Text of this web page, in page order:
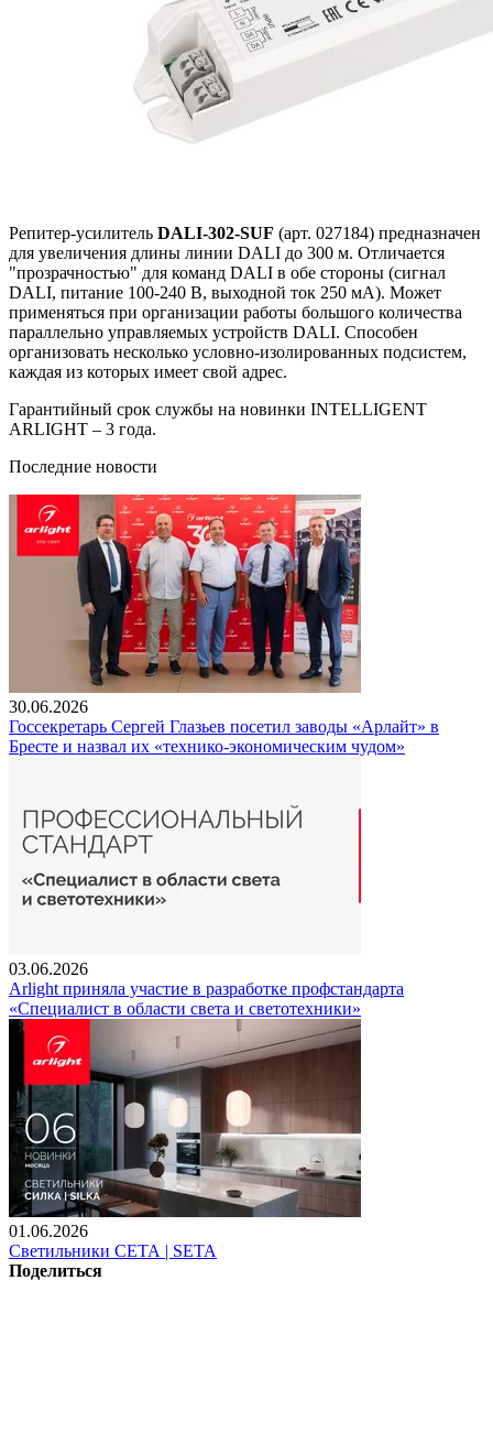
Репитер-усилитель DALI-302-SUF (арт. 027184) предназначен
для увеличения длины линии DALI до 300 м. Отличается
"прозрачностью" для команд DALI в обе стороны (сигнал
DALI, питание 100-240 В, выходной ток 250 мА). Может
применяться при организации работы большого количества
параллельно управляемых устройств DALI. Способен
организовать несколько условно-изолированных подсистем,
каждая из которых имеет свой адрес.
Гарантийный срок службы на новинки INTELLIGENT
ARLIGHT – 3 года.
Последние новости
30.06.2026
Госсекретарь Сергей Глазьев посетил заводы «Арлайт» в
Бресте и назвал их «технико-экономическим чудом»
03.06.2026
Arlight приняла участие в разработке профстандарта
«Специалист в области света и светотехники»
01.06.2026
Светильники СЕТА | SETA
Поделиться